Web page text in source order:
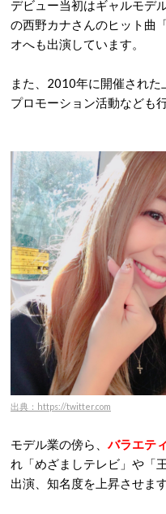
デビュー当初はギャルモデ
の西野カナさんのヒット曲
オへも出演しています。
また、2010年に開催され
プロモーション活動なども
出典：https://twitter.com
モデル業の傍ら、バラエテ
れ「めざましテレビ」や「
出演、知名度を上昇させます